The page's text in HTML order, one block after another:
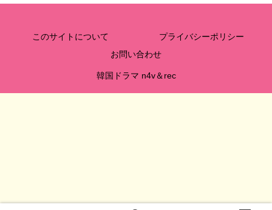
このサイトについて
プライバシーポリシー
お問い合わせ
韓国ドラマ n4v＆rec